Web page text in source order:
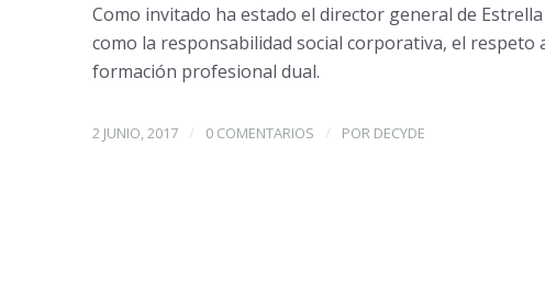
Como invitado ha estado el director general de
como la responsabilidad social corporativa, el respeto
formación profesional dual.
2 JUNIO, 2017 / 0 COMENTARIOS / POR DECYDE